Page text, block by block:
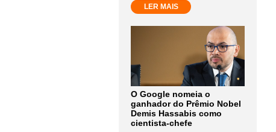
LER MAIS
O Google nomeia o
ganhador do Prêmio Nobel
Demis Hassabis como
cientista-chefe